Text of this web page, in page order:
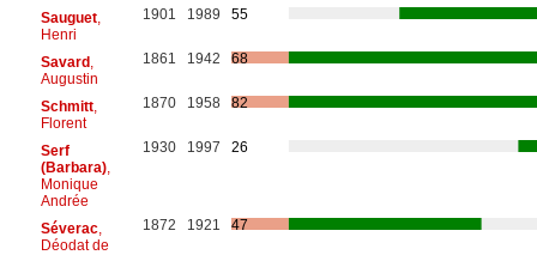
Sauguet,
Henri
1901 1989 55
Savard,
Augustin
1861 1942 68
Schmitt,
Florent
1870 1958 82
Serf
(Barbara),
Monique
Andrée
1930 1997 26
Séverac,
Déodat de
1872 1921 47